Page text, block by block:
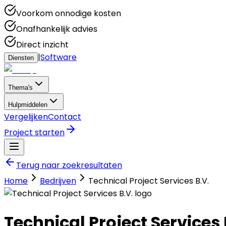
Voorkom onnodige kosten
Onafhankelijk advies
Direct inzicht
Diensten |Software
Thema's
Hulpmiddelen
VergelijkenContact
Project starten
Terug naar zoekresultaten
Home
Bedrijven Technical Project Services B.V.